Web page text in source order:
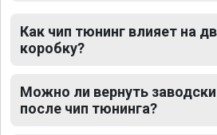
Как чип тюнинг влияет на
коробку?
Можно ли вернуть
после чип тюнинга?